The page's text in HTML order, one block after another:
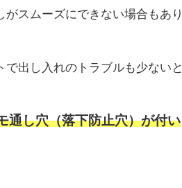
スムーズにできない場合もあり
出し入れのトラブルも少ないと
通し穴（落下防止穴）が付い